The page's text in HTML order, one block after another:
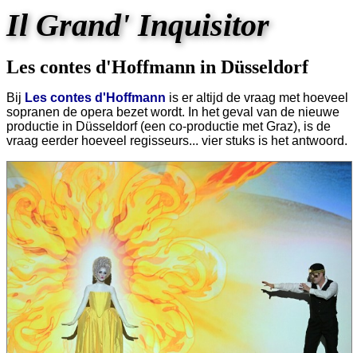
Il Grand' Inquisitor
Les contes d'Hoffmann in Düsseldorf
Bij Les contes d'Hoffmann is er altijd de vraag met hoeveel
sopranen de opera bezet wordt. In het geval van de nieuwe
productie in Düsseldorf (een co-productie met Graz), is de
vraag eerder hoeveel regisseurs... vier stuks is het antwoord.